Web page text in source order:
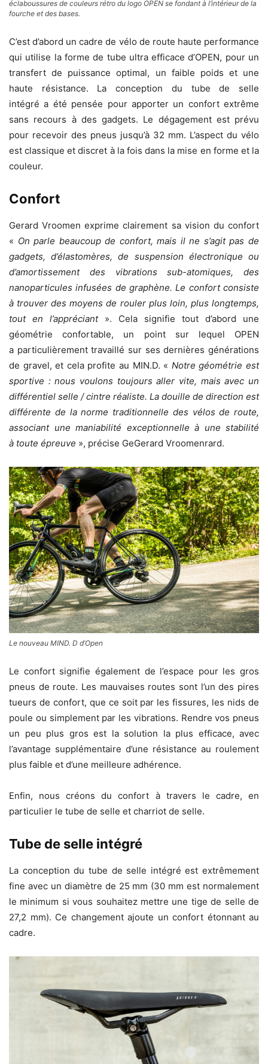
éclaboussures de couleurs rétro du logo OPEN se fondant à l’intérieur de la
fourche et des bases.
C’est d’abord un cadre de vélo de route haute performance
qui utilise la forme de tube ultra efficace d’OPEN, pour un
transfert de puissance optimal, un faible poids et une
haute résistance. La conception du tube de selle
intégré a été pensée pour apporter un confort extrême
sans recours à des gadgets. Le dégagement est prévu
pour recevoir des pneus jusqu’à 32 mm. L’aspect du vélo
est classique et discret à la fois dans la mise en forme et la
couleur.
Confort
Gerard Vroomen exprime clairement sa vision du confort
« On parle beaucoup de confort, mais il ne s’agit pas de
gadgets, d’élastomères, de suspension électronique ou
d’amortissement des vibrations sub-atomiques, des
nanoparticules infusées de graphène. Le confort consiste
à trouver des moyens de rouler plus loin, plus longtemps,
tout en l’appréciant ». Cela signifie tout d’abord une
géométrie confortable, un point sur lequel OPEN
a particulièrement travaillé sur ses dernières générations
de gravel, et cela profite au MIN.D. « Notre géométrie est
sportive : nous voulons toujours aller vite, mais avec un
différentiel selle / cintre réaliste. La douille de direction est
différente de la norme traditionnelle des vélos de route,
associant une maniabilité exceptionnelle à une stabilité
à toute épreuve », précise GeGerard Vroomenrard.
Le nouveau MIND. D d’Open
Le confort signifie également de l’espace pour les gros
pneus de route. Les mauvaises routes sont l’un des pires
tueurs de confort, que ce soit par les fissures, les nids de
poule ou simplement par les vibrations. Rendre vos pneus
un peu plus gros est la solution la plus efficace, avec
l’avantage supplémentaire d’une résistance au roulement
plus faible et d’une meilleure adhérence.
Enfin, nous créons du confort à travers le cadre, en
particulier le tube de selle et charriot de selle.
Tube de selle intégré
La conception du tube de selle intégré est extrêmement
fine avec un diamètre de 25 mm (30 mm est normalement
le minimum si vous souhaitez mettre une tige de selle de
27,2 mm). Ce changement ajoute un confort étonnant au
cadre.